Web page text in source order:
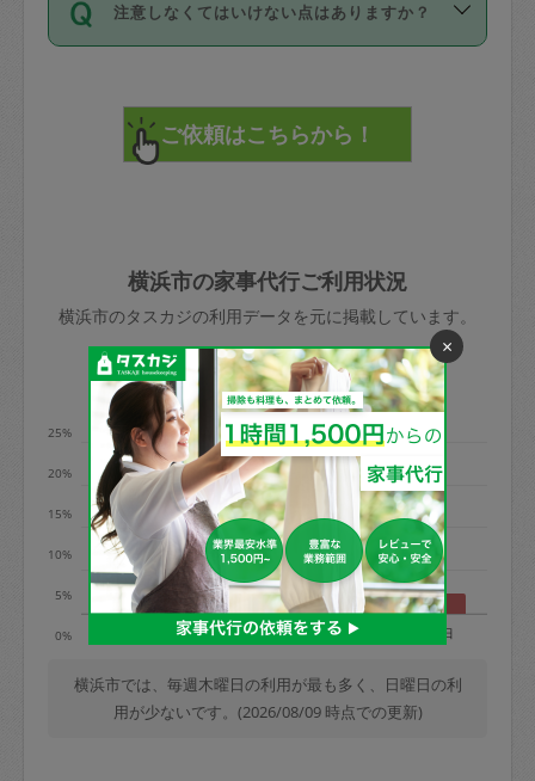
詳細FAQ：
損害賠償保険について教えて
72時間を超える※と、以下のキャンセル
料が発生します。
直前キャンセル料：
72時間前〜24時間前＝依頼料金の50%
依頼者不在による当日キャンセル＝依頼
金額の100%＋交通費全額
※例：依頼日時／土曜日午前9時開始の場
合、水曜日午前9時以降はキャンセル料が
発生
水曜日9時〜金曜日9時まで＝依頼料金の
50%
金曜日9時～土曜日8時まで＝依頼金額の
100%
土曜日8時〜実施時間＝依頼金額の100%
＋交通費全額
依頼者不在による当日キャンセル＝依頼
金額の100%＋交通費全額
まず、条件の合う気になるタスカジさ
みてください。
その後、一番気に入ったタスカジさんに
が必要です。数回の依頼ののち、タスカ
ジさんと依頼者の間で十分な信頼関係が
てください。
不在時に部屋に入るためにタスカジさん
きた場合は損害保険の対象外となるので
ご注意ください。
注意しなくてはいけない点はありますか？
で、必ず鍵のかかるロッカーや金庫に入
れて依頼者の責任の元管理するよう心掛
けてください。
玉、など
あわせてこちらも参照ください：初めて
利用します。注意しなくてはいけない点
はありますか？
横浜市の家事代行ご利用状況
横浜市のタスカジの利用データを元に掲載しています。
利用の多い曜日は？
0%
5%
10%
15%
20%
25%
火 水 木 金 日
横浜市では、毎週木曜日の利用が最も多く、日曜日の利
用が少ないです。(2026/08/09 時点での更新)
×